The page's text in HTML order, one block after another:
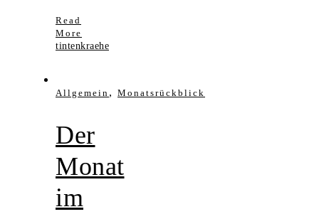
Read
More
tintenkraehe
Allgemein , Monatsrückblick
Der
Monat
im